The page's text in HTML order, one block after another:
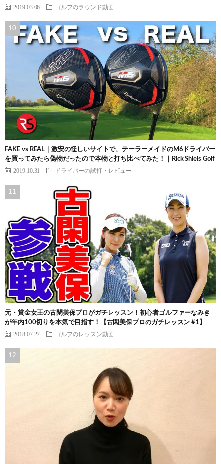
2019.03.06 ゴルフのラウンド動画
FAKE vs REAL｜激安の怪しいサイトで、テーラーメイドのM6ドライバー
を買ってみたら偽物だったので本物と打ち比べてみた！｜Rick Shiels Golf
2019.10.31 ドライバーの試打・レビュー
元・賞金女王の古閑美保プロがガチレッスン！初心者ゴルファーなみき
が年内100切りを本気で目指す！【古閑美保プロのガチレッスン #1】
2018.07.27 ゴルフのレッスン動画